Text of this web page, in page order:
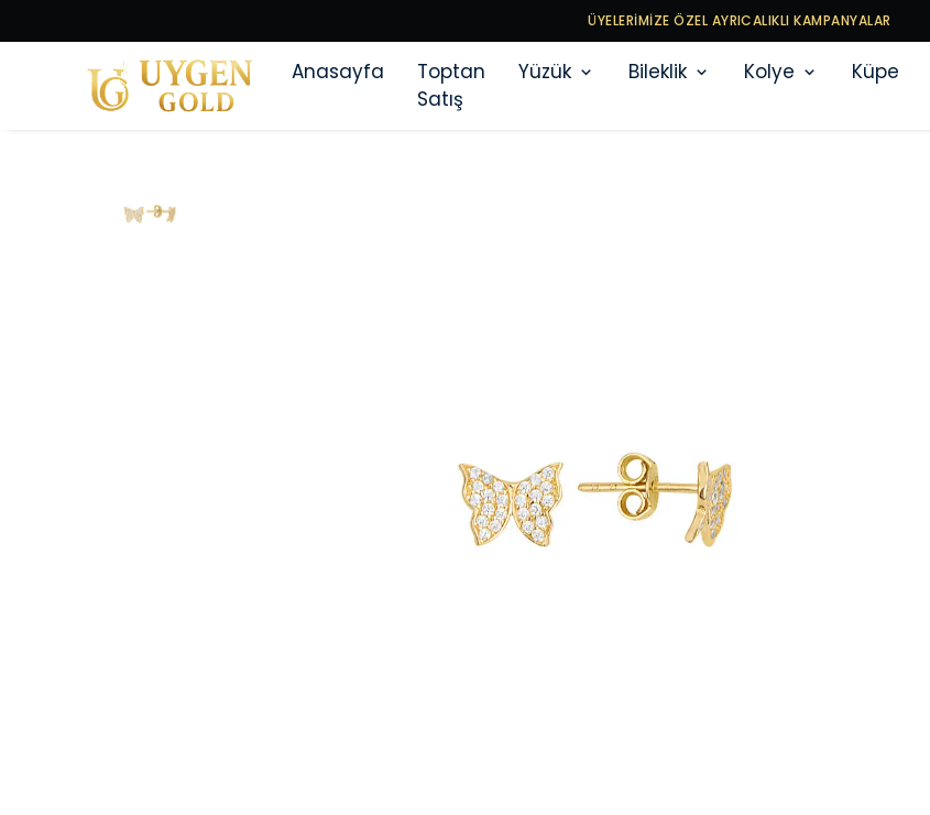
ÜYELERİMİZE ÖZEL AYRICALIKLI KAMPANYALAR
Anasayfa
Toptan
Satış
Yüzük Bileklik Kolye Küpe